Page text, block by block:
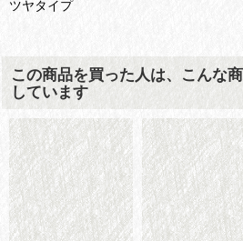
ツヤタイプ
この商品を買った人は、こんな
しています